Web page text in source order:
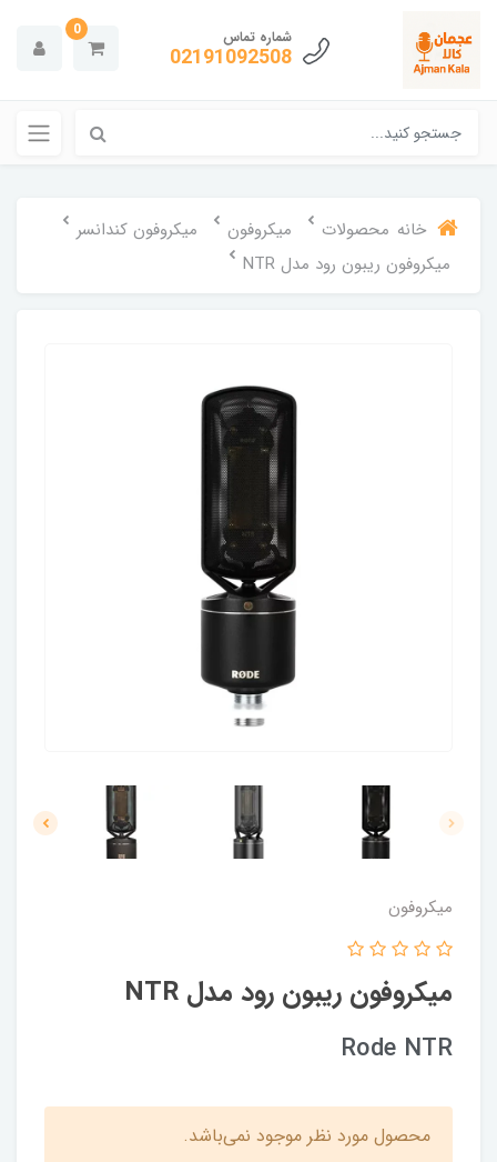
شماره تماس
02191092508
0
خانه محصولات میکروفون
میکروفون کندانسر
میکروفون ریبون رود مدل NTR
میکروفون
میکروفون ریبون رود مدل NTR
Rode NTR
محصول مورد نظر موجود نمی‌باشد.